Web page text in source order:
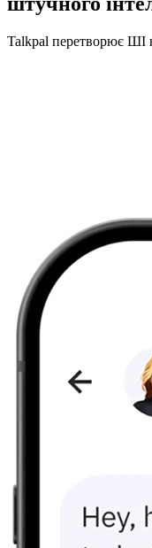
Talkpal перетворює ШІ